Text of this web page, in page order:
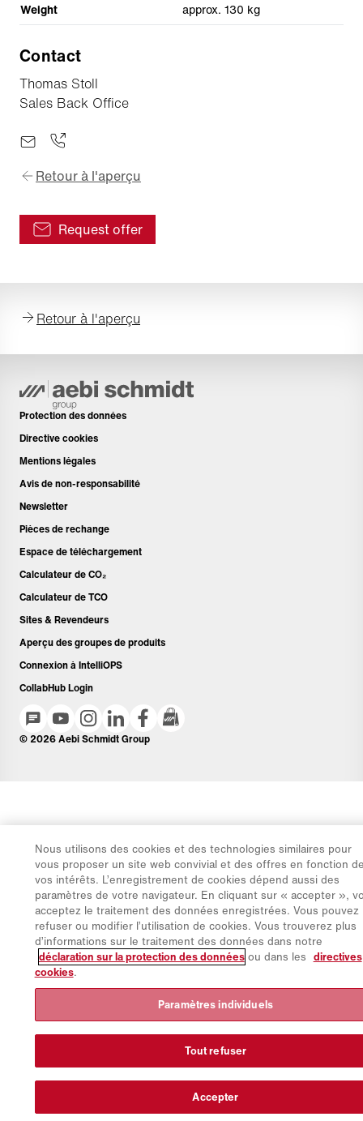
Weight
approx. 130 kg
Contact
Thomas Stoll
Sales Back Office
Retour à l'aperçu
Request offer
Retour à l'aperçu
Protection des données
Directive cookies
Mentions légales
Avis de non-responsabilité
Newsletter
Pièces de rechange
Espace de téléchargement
Calculateur de CO₂
Calculateur de TCO
Sites & Revendeurs
Aperçu des groupes de produits
Connexion à IntelliOPS
CollabHub Login
© 2026 Aebi Schmidt Group
Nous utilisons des cookies et des technologies similaires pour
vous proposer un site web convivial et des offres en fonction
vos intérêts. L’enregistrement de cookies dépend aussi des
paramètres de votre navigateur. En cliquant sur « accepter »,
acceptez le traitement des données enregistrées. Vous pouvez
refuser ou modifier l’utilisation de cookies. Vous trouverez plus
d’informations sur le traitement des données dans notre
déclaration sur la protection des donnéesou dans les directives
cookies.
Paramètres individuels
Tout refuser
Accepter